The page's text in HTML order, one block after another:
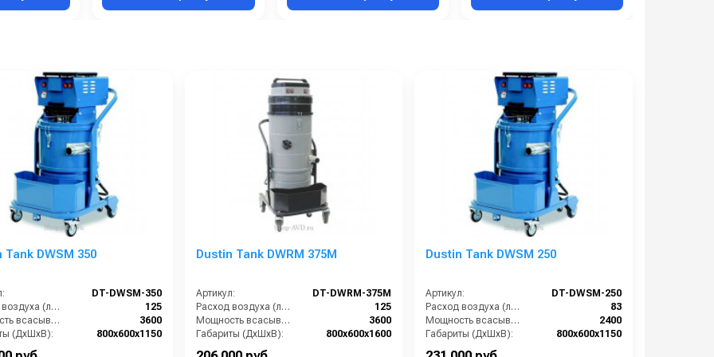
сферы, на предприятиях автосервиса и торговли, при уборке в зданиях, а также на предприятиях
непосредственной эксплуатацией, советуем внимательно ознакомиться с инструкцией.
трубок и напольных насадок приобретаются отдельно
, в зависимости от характера
поставки и набора опций. Подробную информацию Вы можете узнать у наших специалистов.
Tank DWSM 350
DT-DWSM-350
Расход воздуха (л/сек):
125
Мощность всасывающих турбин (Вт):
3600
(ДхШхВ):
800х600х1150
Dustin Tank DWRM 375M
Артикул:
DT-DWRM-375M
Расход воздуха (л/сек):
125
Мощность всасывающих турбин (Вт):
3600
Габариты (ДхШхВ):
800х600х1600
Dustin Tank DWSM 250
Артикул:
DT-DWSM-250
Расход воздуха (л/сек):
83
Мощность всасывающих турбин (Вт):
2400
Габариты (ДхШхВ):
800х600х1150